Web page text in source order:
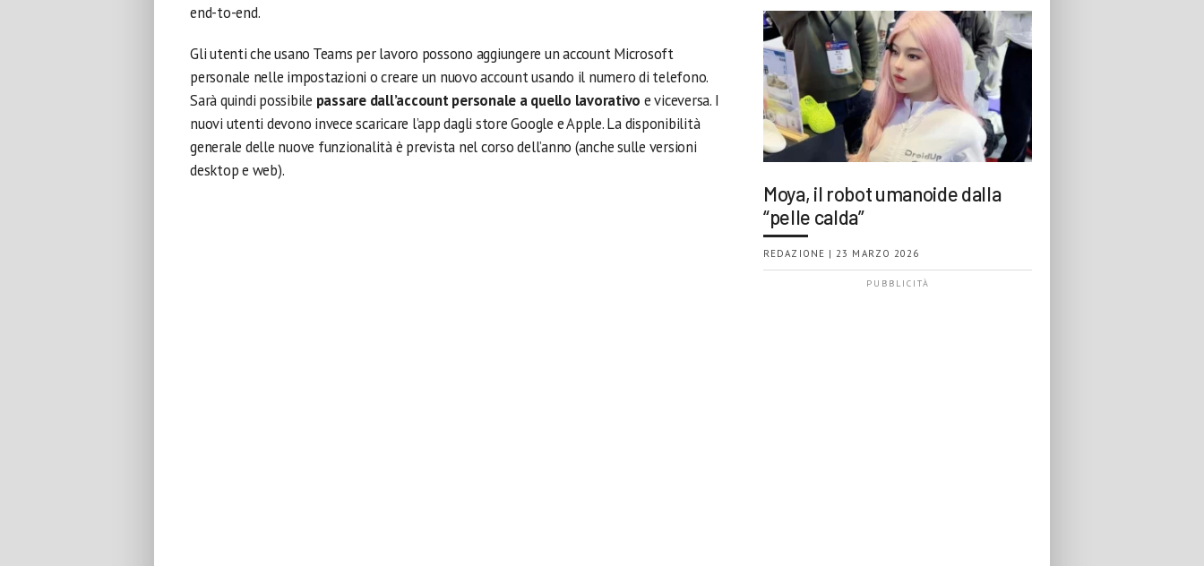
end-to-end.
Gli utenti che usano Teams per lavoro possono aggiungere un account Microsoft
personale nelle impostazioni o creare un nuovo account usando il numero di telefono.
Sarà quindi possibile passare dall’account personale a quello lavorativo e viceversa. I
nuovi utenti devono invece scaricare l’app dagli store Google e Apple. La disponibilità
generale delle nuove funzionalità è prevista nel corso dell’anno (anche sulle versioni
desktop e web).
Moya, il robot umanoide dalla
“pelle calda”
REDAZIONE | 23 MARZO 2026